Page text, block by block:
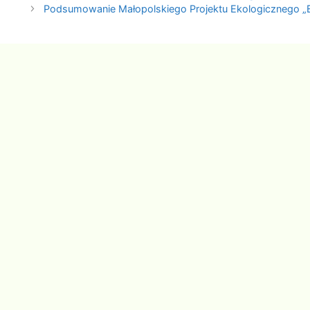
Podsumowanie Małopolskiego Projektu Ekologicznego